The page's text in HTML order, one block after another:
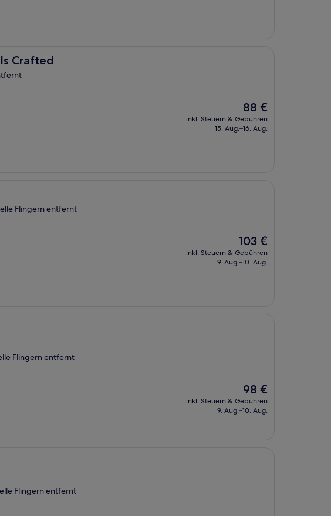
Crafted
Der
Preis
beträgt
88 €
inkl. Steuern & Gebühren
15. Aug.–16. Aug.
Flingern entfernt
Der
Preis
beträgt
103 €
inkl. Steuern & Gebühren
9. Aug.–10. Aug.
Flingern entfernt
Der
Preis
beträgt
98 €
inkl. Steuern & Gebühren
9. Aug.–10. Aug.
Flingern entfernt